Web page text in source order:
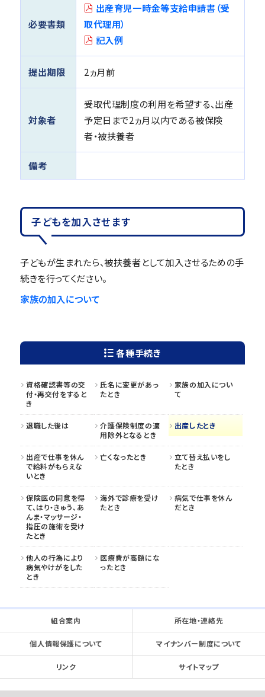
必要書類
出産育児一時金等支給申請書（受
取代理用）
記入例
提出期限 2ヵ月前
対象者
受取代理制度の利用を希望する、出産
予定日まで2ヵ月以内である被保険
者・被扶養者
備考
子どもを加入させます
子どもが生まれたら、被扶養者として加入させるための手
続きを行ってください。
家族の加入について
各種手続き
資格確認書等の交
付・再交付をすると
き
氏名に変更があっ
たとき
家族の加入につい
て
退職した後は
介護保険制度の適
用除外となるとき
出産したとき
出産で仕事を休ん
で給料がもらえな
いとき
亡くなったとき
立て替え払いをし
たとき
保険医の同意を得
て、はり・きゅう、あ
んま・マッサージ・
指圧の施術を受け
たとき
海外で診療を受け
たとき
病気で仕事を休ん
だとき
他人の行為により
病気やけがをした
とき
医療費が高額にな
ったとき
組合案内 所在地・連絡先
個人情報保護について マイナンバー制度について
リンク サイトマップ